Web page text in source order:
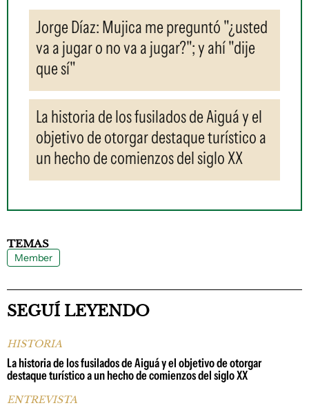
Jorge Díaz: Mujica me preguntó "¿usted
va a jugar o no va a jugar?"; y ahí "dije
que sí"
La historia de los fusilados de Aiguá y el
objetivo de otorgar destaque turístico a
un hecho de comienzos del siglo XX
TEMAS
Member
SEGUÍ LEYENDO
HISTORIA
La historia de los fusilados de Aiguá y el objetivo de otorgar
destaque turístico a un hecho de comienzos del siglo XX
ENTREVISTA